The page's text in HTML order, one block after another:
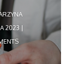
2023 |